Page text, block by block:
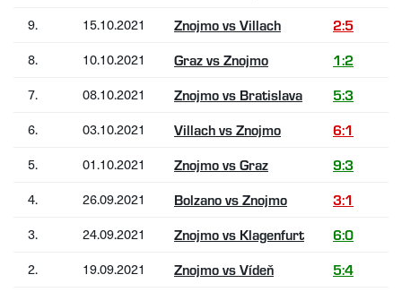
9.
15.10.2021 Znojmo vs Villach 2:5
8.
10.10.2021 Graz vs Znojmo 1:2
7.
08.10.2021 Znojmo vs Bratislava 5:3
6.
03.10.2021 Villach vs Znojmo 6:1
5.
01.10.2021 Znojmo vs Graz 9:3
4.
26.09.2021 Bolzano vs Znojmo 3:1
3.
24.09.2021 Znojmo vs Klagenfurt 6:0
2.
19.09.2021 Znojmo vs Vídeň 5:4